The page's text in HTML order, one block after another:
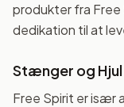
produkter fra
dedikation til at
Stænger og Hjul
Free Spirit er især